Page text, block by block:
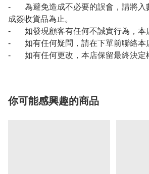
- 為避免造成不必要的誤會，請將入
成簽收貨品為止。
- 如發現顧客有任何不誠實行為，本
- 如有任何疑問，請在下單前聯絡本
- 如有任何更改，本店保留最終決定
你可能感興趣的商品